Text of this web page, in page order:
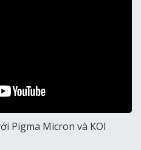
Pigma Micron và KOI